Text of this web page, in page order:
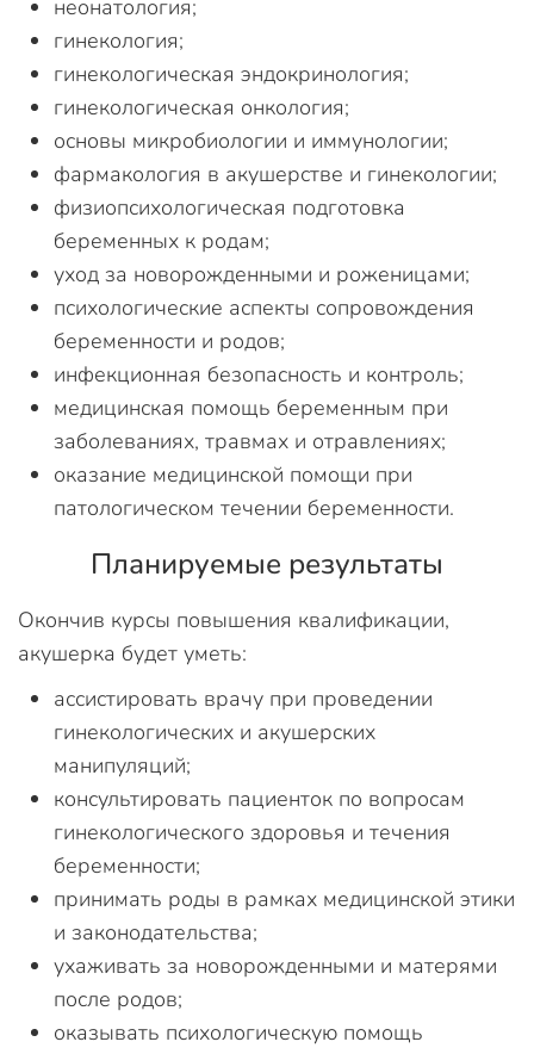
неонатология;
гинекология;
гинекологическая эндокринология;
гинекологическая онкология;
основы микробиологии и иммунологии;
фармакология в акушерстве и гинекологии;
физиопсихологическая подготовка
беременных к родам;
уход за новорожденными и роженицами;
психологические аспекты сопровождения
беременности и родов;
инфекционная безопасность и контроль;
медицинская помощь беременным при
заболеваниях, травмах и отравлениях;
оказание медицинской помощи при
патологическом течении беременности.
Планируемые результаты
Окончив курсы повышения квалификации,
акушерка будет уметь:
ассистировать врачу при проведении
гинекологических и акушерских
манипуляций;
консультировать пациенток по вопросам
гинекологического здоровья и течения
беременности;
принимать роды в рамках медицинской этики
и законодательства;
ухаживать за новорожденными и матерями
после родов;
оказывать психологическую помощь